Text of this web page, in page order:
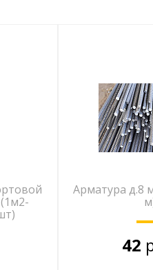
Арматура д.8
42